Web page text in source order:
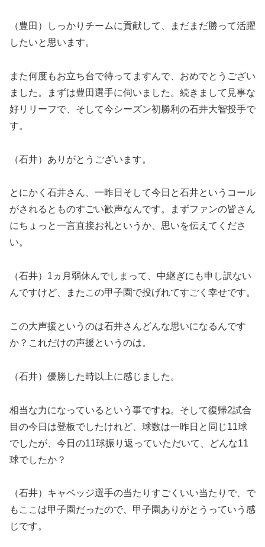
（豊田）しっかりチームに貢献して、まだまだ勝って活躍
したいと思います。
また何度もお立ち台で待ってますんで、おめでとうござい
ました。まずは豊田選手に伺いました。続きまして見事な
好リリーフで、そして今シーズン初勝利の石井大智投手で
す。
（石井）ありがとうございます。
とにかく石井さん、一昨日そして今日と石井というコール
がされるとものすごい歓声なんです。まずファンの皆さん
にちょっと一言直接お礼というか、思いを伝えてくださ
い。
（石井）1ヵ月弱休んでしまって、中継ぎにも申し訳ない
んですけど、またこの甲子園で投げれてすごく幸せです。
この大声援というのは石井さんどんな思いになるんです
か？これだけの声援というのは。
（石井）優勝した時以上に感じました。
相当な力になっているという事ですね。そして復帰2試合
目の今日は登板でしたけれど、球数は一昨日と同じ11球
でしたが、今日の11球振り返っていただいて、どんな11
球でしたか？
（石井）キャベッジ選手の当たりすごくいい当たりで、で
もここは甲子園だったので、甲子園ありがとうっていう感
じです。